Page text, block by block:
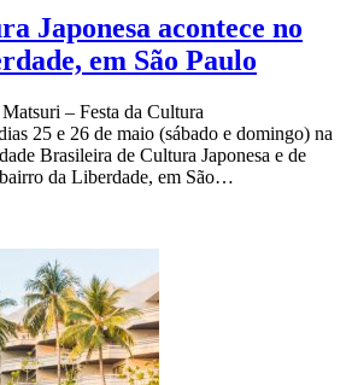
Japonesa acontece no
em São Paulo
– Festa da Cultura
25 e 26 de maio (sábado e domingo) na
Brasileira de Cultura Japonesa e de
da Liberdade, em São…